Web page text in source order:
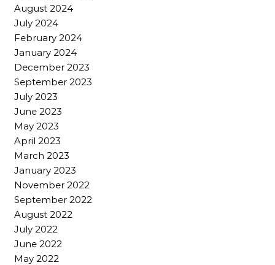
August 2024
July 2024
February 2024
January 2024
December 2023
September 2023
July 2023
June 2023
May 2023
April 2023
March 2023
January 2023
November 2022
September 2022
August 2022
July 2022
June 2022
May 2022